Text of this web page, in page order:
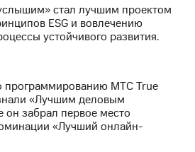
стал лучшим проектом
ESG и вовлечению
устойчивого развития.
программированию МТС True
«Лучшим деловым
он забрал первое место
«Лучший онлайн-